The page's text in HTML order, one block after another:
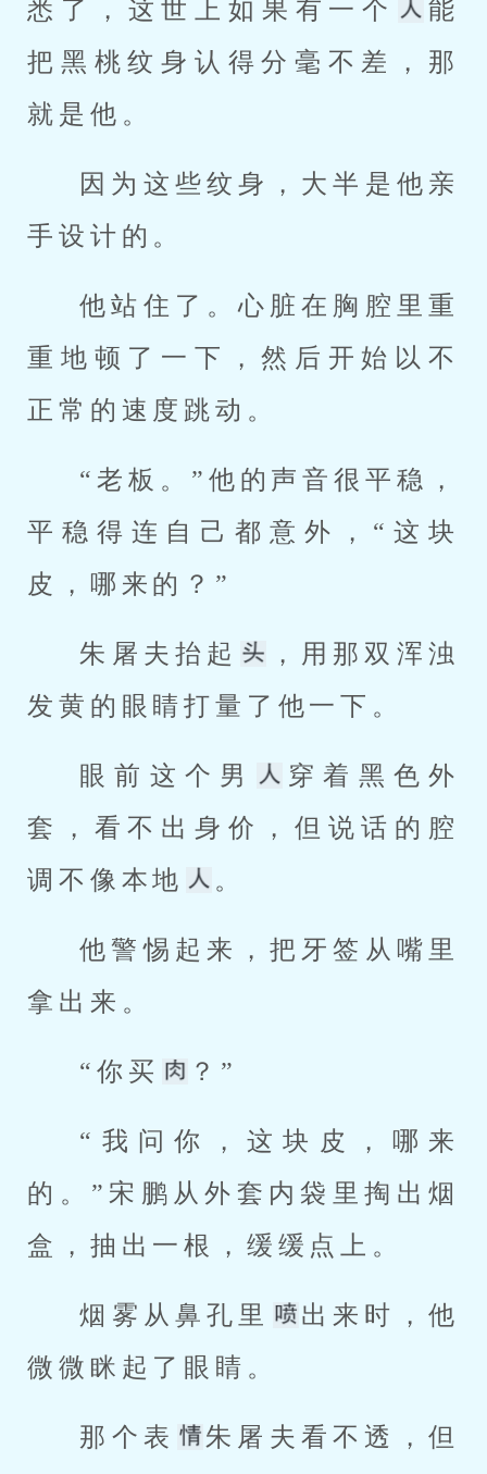
悉了，这世上如果有一个
能
把黑桃纹身认得分毫不差，那
就是他。
因为这些纹身，大半是他亲
手设计的。
他站住了。心脏在胸腔里重
重地顿了一下，然后开始以不
正常的速度跳动。
“老板。”他的声音很平稳，
平稳得连自己都意外，“这块
皮，哪来的？”
朱屠夫抬起
，用那双浑浊
发黄的眼睛打量了他一下。
眼前这个男
穿着黑色外
套，看不出身价，但说话的腔
调不像本地
。
他警惕起来，把牙签从嘴里
拿出来。
“你买 ？”
“我问你，这块皮，哪来
的。”宋鹏从外套内袋里掏出烟
盒，抽出一根，缓缓点上。
烟雾从鼻孔里
出来时，他
微微眯起了眼睛。
那个表
朱屠夫看不透，但